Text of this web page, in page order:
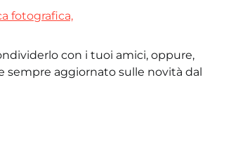
con i tuoi amici, oppure,
sempre aggiornato sulle novità dal